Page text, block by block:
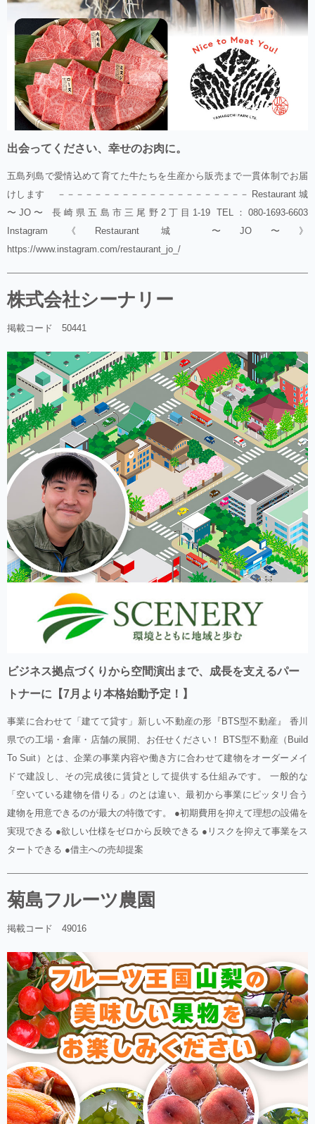
出会ってください、幸せのお肉に。
五島列島で愛情込めて育てた牛たちを生産から販売まで一貫体制でお届
けします －－－－－－－－－－－－－－－－－－－－－ Restaurant 城
〜JO〜 長崎県五島市三尾野2丁目1-19 TEL：080-1693-6603
Instagram《Restaurant 城 〜JO〜》
https://www.instagram.com/restaurant_jo_/
株式会社シーナリー
掲載コード 50441
ビジネス拠点づくりから空間演出まで、成長を支えるパー
トナーに【7月より本格始動予定！】
事業に合わせて「建てて貸す」新しい不動産の形『BTS型不動産』 香川
県での工場・倉庫・店舗の展開、お任せください！ BTS型不動産（Build
To Suit）とは、企業の事業内容や働き方に合わせて建物をオーダーメイ
ドで建設し、その完成後に賃貸として提供する仕組みです。 一般的な
「空いている建物を借りる」のとは違い、最初から事業にピッタリ合う
建物を用意できるのが最大の特徴です。 ●初期費用を抑えて理想の設備を
実現できる ●欲しい仕様をゼロから反映できる ●リスクを抑えて事業をス
タートできる ●借主への売却提案
菊島フルーツ農園
掲載コード 49016